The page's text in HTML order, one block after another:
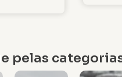
pelas